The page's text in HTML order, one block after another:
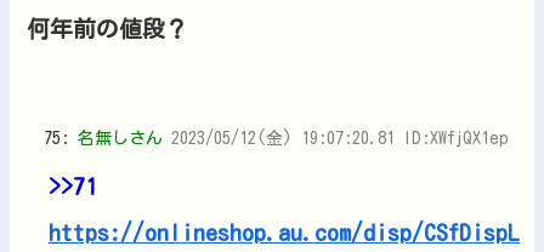
何年前の値段？
75: 名無しさん 2023/05/12(金) 19:07:20.81 ID:XWfjQX1ep
>>71
https://onlineshop.au.com/disp/CSfDispL